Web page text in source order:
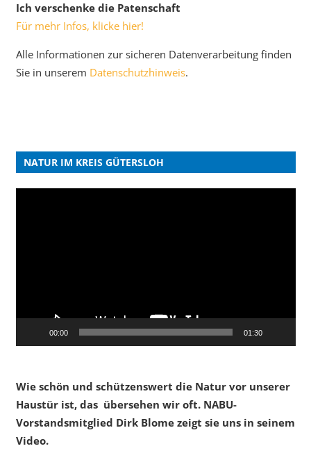
Ich verschenke die Patenschaft
Für mehr Infos, klicke hier!
Alle Informationen zur sicheren Datenverarbeitung finden
Sie in unserem Datenschutzhinweis.
NATUR IM KREIS GÜTERSLOH
00:00 01:30
Wie schön und schützenswert die Natur vor unserer
Haustür ist, das übersehen wir oft. NABU-
Vorstandsmitglied Dirk Blome zeigt sie uns in seinem
Video.